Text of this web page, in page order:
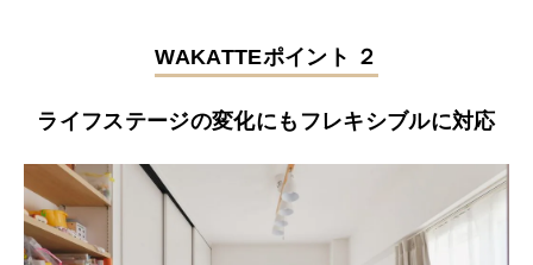
WAKATTEポイント ２
ライフステージの変化にもフレキシブルに対応